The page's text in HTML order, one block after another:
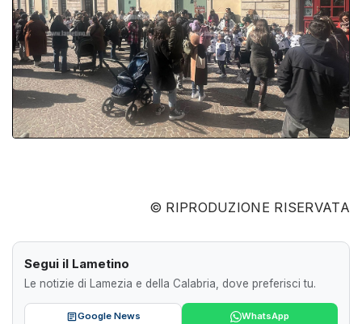
© RIPRODUZIONE RISERVATA
Segui il Lametino
Le notizie di Lamezia e della Calabria, dove preferisci tu.
Google News WhatsApp